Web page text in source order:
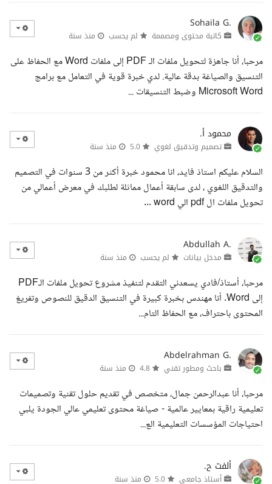
Sohaila G.
كاتبة محتوى ومصممة لم يحسب منذ سنة
مرحبا، أنا جاهزة لتحويل ملفات الـ PDF إلى ملفات Word مع الحفاظ على
التنسيق والصياغة بدقة عالية. لدي خبرة قوية في التعامل مع برامج
Microsoft Word وضبط التنسيقات ...
محمود أ.
تصميم وتدقيق لغوي منذ سنة
السلام عليكم استاذ فايد، انا محمود خبرة أكثر من 3 سنوات في التصميم
والتدقيق اللغوي ، لدى سابقة أعمال مماثلة لطلبك في معرض أعمالي من
تحويل ملفات ال pdf الي word ...
Abdullah A.
مدخل بيانات لم يحسب منذ سنة
مرحبا، أستاذ/فادي يسعدني التقدم لتنفيذ مشروع تحويل ملفات الـPDF
إلى Word. أنا مهندس بخبرة كبيرة في التنسيق الدقيق للنصوص وتفريغ
المحتوى باحتراف، مع الحفاظ التام...
Abdelrahman G.
باحث ومطور تقني منذ سنة
مرحبا، أنا عبدالرحمن جمال، متخصص في تقديم حلول تقنية وتصميمات
تعليمية راقية بمعايير عالمية - صياغة محتوى تعليمي عالي الجودة يلبي
احتياجات المؤسسات التعليمية الع...
ألفت ح.
أستاذ جامعي منذ سنة